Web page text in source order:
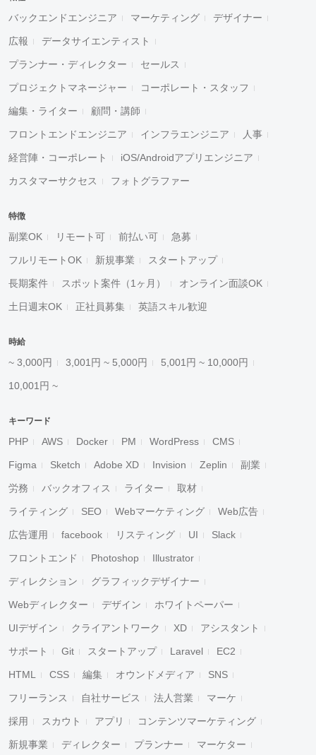
バックエンドエンジニア マーケティング デザイナー
広報 データサイエンティスト
プランナー・ディレクター セールス
プロジェクトマネージャー コーポレート・スタッフ
編集・ライター 顧問・講師
フロントエンドエンジニア インフラエンジニア 人事
経営陣・コーポレート iOS/Androidアプリエンジニア
カスタマーサクセス フォトグラファー
特徴
副業OK リモート可 前払い可 急募
フルリモートOK 新規事業 スタートアップ
長期案件 スポット案件（1ヶ月） オンライン面談OK
土日週末OK 正社員募集 英語スキル歓迎
時給
~ 3,000円 3,001円 ~ 5,000円 5,001円 ~ 10,000円
10,001円 ~
キーワード
PHP AWS Docker PM WordPress CMS
Figma Sketch Adobe XD Invision Zeplin 副業
労務 バックオフィス ライター 取材
ライティング SEO Webマーケティング Web広告
広告運用 facebook リスティング UI Slack
フロントエンド Photoshop Illustrator
ディレクション グラフィックデザイナー
Webディレクター デザイン ホワイトペーパー
UIデザイン クライアントワーク XD アシスタント
サポート Git スタートアップ Laravel EC2
HTML CSS 編集 オウンドメディア SNS
フリーランス 自社サービス 法人営業 マーケ
採用 スカウト アプリ コンテンツマーケティング
新規事業 ディレクター プランナー マーケター